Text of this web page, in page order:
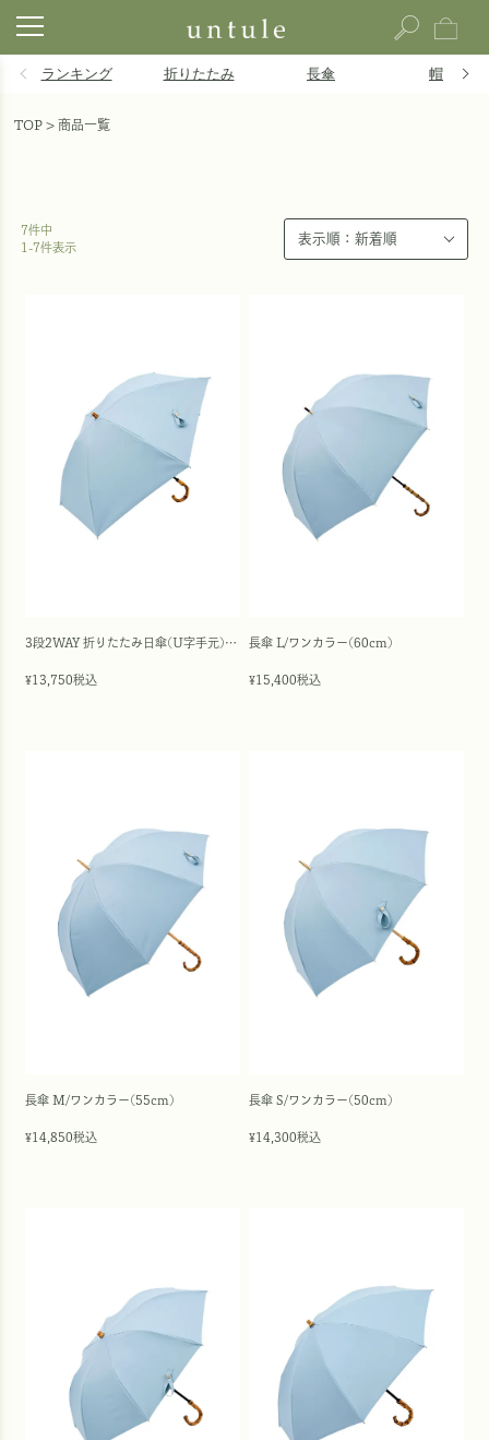
ランキング 折りたたみ 長傘 帽子
TOP 商品一覧
7件中
1 -7件表示
3段2WAY 折りたたみ日傘(U字手元)/ワンカラー(50cm)
¥13,750税込
長傘 L/ワンカラー(60cm)
¥15,400税込
長傘 M/ワンカラー(55cm)
¥14,850税込
長傘 S/ワンカラー(50cm)
¥14,300税込